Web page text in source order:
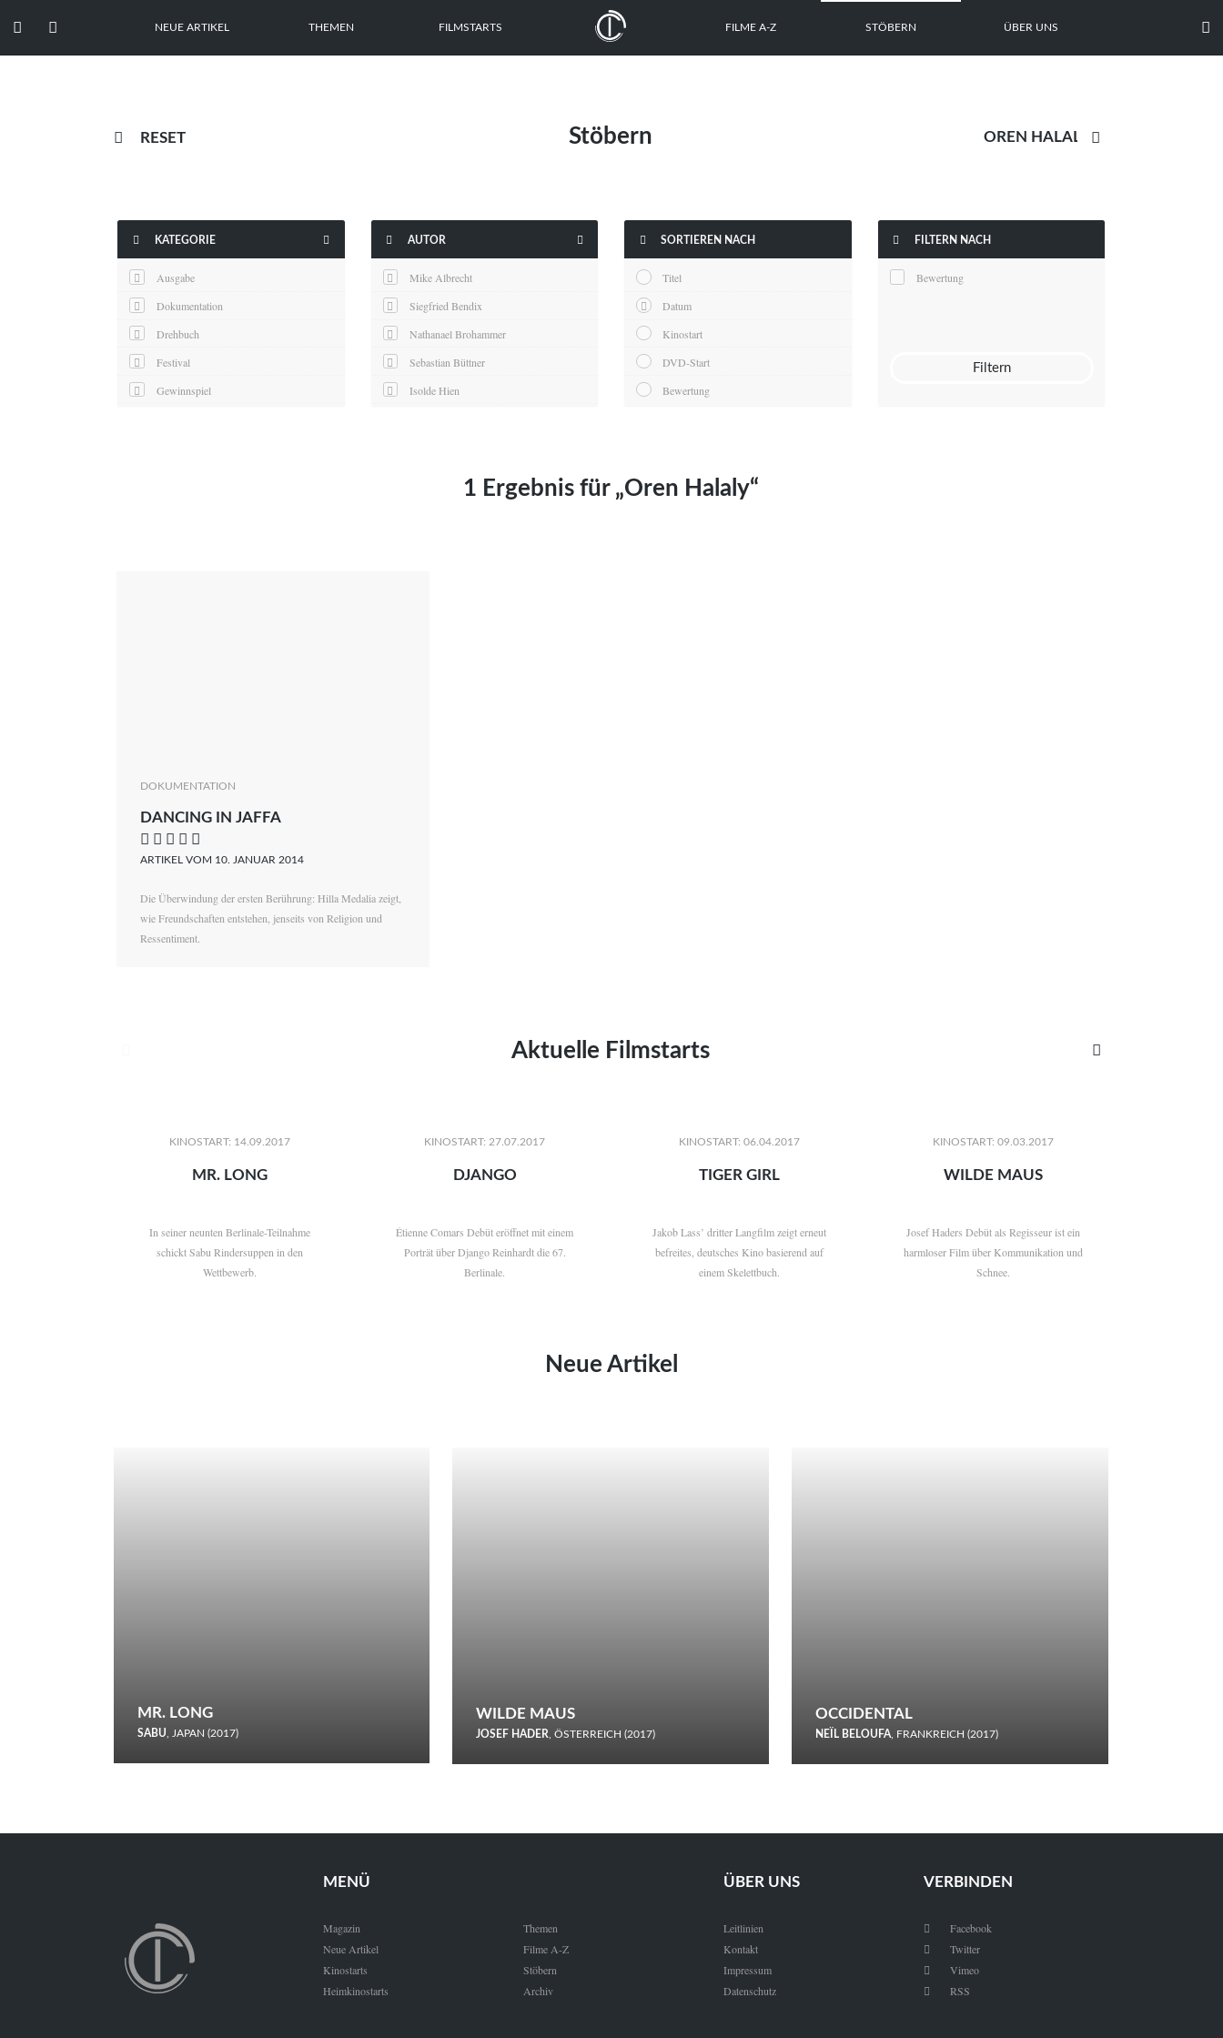
  NEUE ARTIKEL THEMEN FILMSTARTS FILME A-Z STÖBERN ÜBER UNS 
 RESET Stöbern 
 KATEGORIE 
Ausgabe
Dokumentation
Drehbuch
Festival
Gewinnspiel
 AUTOR 
Mike Albrecht
Siegfried Bendix
Nathanael Brohammer
Sebastian Büttner
Isolde Hien
 SORTIEREN NACH
Titel
Datum
Kinostart
DVD-Start
Bewertung
 FILTERN NACH
Bewertung
Filtern
1 Ergebnis für „Oren Halaly“
DOKUMENTATION
DANCING IN JAFFA
    
ARTIKEL VOM 10. JANUAR 2014
Die Überwindung der ersten Berührung: Hilla Medalia zeigt,
wie Freundschaften entstehen, jenseits von Religion und
Ressentiment.
Aktuelle Filmstarts 
KINOSTART: 14.09.2017
MR. LONG
In seiner neunten Berlinale-Teilnahme
schickt Sabu Rindersuppen in den
Wettbewerb.
KINOSTART: 27.07.2017
DJANGO
Étienne Comars Debüt eröffnet mit einem
Porträt über Django Reinhardt die 67.
Berlinale.
KINOSTART: 06.04.2017
TIGER GIRL
Jakob Lass’ dritter Langfilm zeigt erneut
befreites, deutsches Kino basierend auf
einem Skelettbuch.
KINOSTART: 09.03.2017
WILDE MAUS
Josef Haders Debüt als Regisseur ist ein
harmloser Film über Kommunikation und
Schnee.
Neue Artikel
MR. LONG
SABU, JAPAN (2017)
den Wettbewerb.
WILDE MAUS
JOSEF HADER, ÖSTERREICH (2017)
Schnee.
OCCIDENTAL
NEÏL BELOUFA, FRANKREICH (2017)
MENÜ
Magazin
Neue Artikel
Kinostarts
Heimkinostarts
Themen
Filme A-Z
Stöbern
Archiv
ÜBER UNS
Leitlinien
Kontakt
Impressum
Datenschutz
VERBINDEN
 Facebook
 Twitter
 Vimeo
 RSS